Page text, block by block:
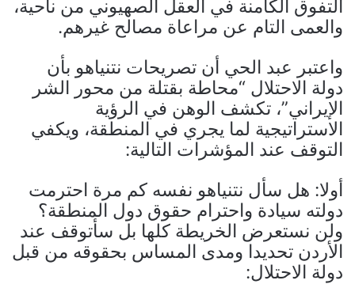
التفوق الكامنة في العقل الصهيوني من ناحية،
والعمى التام عن مراعاة مصالح غيرهم.
واعتبر عبد الحي أن تصريحات نتنياهو بأن
دولة الاحتلال “محاطة بقتلة من محور الشر
الإيراني”، تكشف الوهن في الرؤية
الاستراتيجية لما يجري في المنطقة، ويكفي
التوقف عند المؤشرات التالية:
أولا: هل سأل نتنياهو نفسه كم مرة احترمت
دولته سيادة واحترام حقوق دول المنطقة؟
ولن نستعرض الخريطة كلها بل سأتوقف عند
الأردن تحديدا ومدى المساس بحقوقه من قبل
دولة الاحتلال: